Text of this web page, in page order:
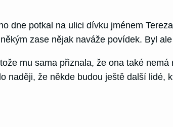
dne potkal na ulici dívku jménem
zase nějak naváže povídek. Byl
mu sama přiznala, že ona také
naději, že někde budou ještě další lidé,